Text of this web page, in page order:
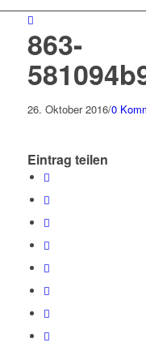
863-
26. Oktober 2016/0
Eintrag teilen